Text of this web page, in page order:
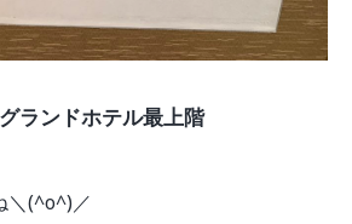
ランドホテル最上階
＼(^o^)／